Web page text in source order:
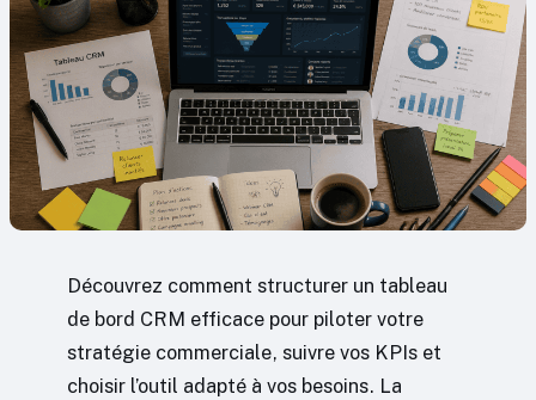
Découvrez comment structurer un tableau
de bord CRM efficace pour piloter votre
stratégie commerciale, suivre vos KPIs et
choisir l’outil adapté à vos besoins. La